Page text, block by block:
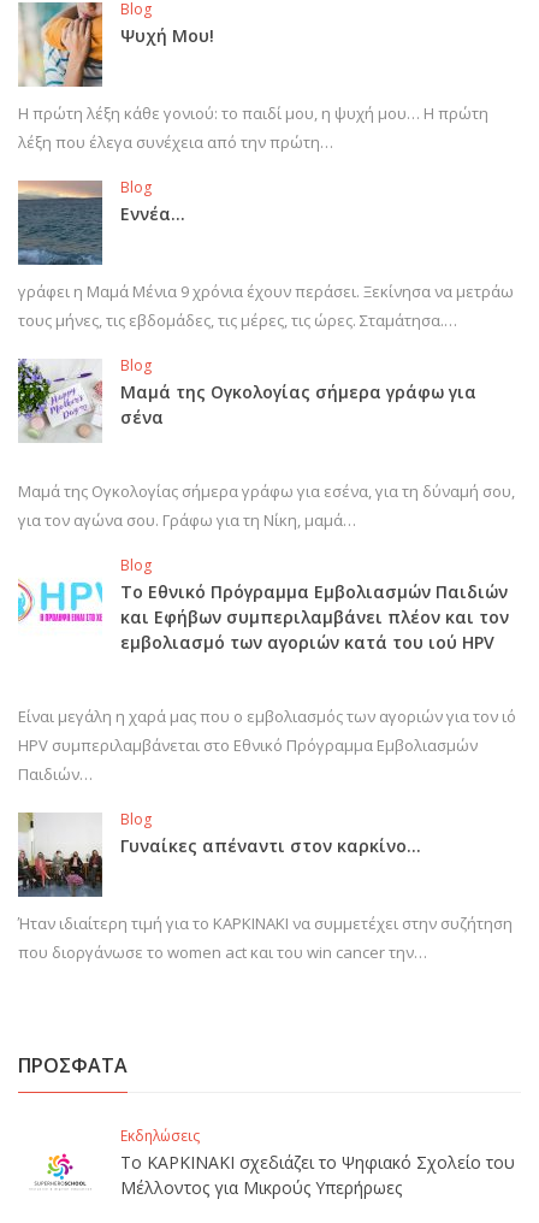
Blog
Ψυχή Μου!
Η πρώτη λέξη κάθε γονιού: το παιδί μου, η ψυχή μου… Η πρώτη
λέξη που έλεγα συνέχεια από την πρώτη…
Blog
Εννέα…
γράφει η Μαμά Μένια 9 χρόνια έχουν περάσει. Ξεκίνησα να μετράω
τους μήνες, τις εβδομάδες, τις μέρες, τις ώρες. Σταμάτησα.…
Blog
Μαμά της Ογκολογίας σήμερα γράφω για
σένα
Μαμά της Ογκολογίας σήμερα γράφω για εσένα, για τη δύναμή σου,
για τον αγώνα σου. Γράφω για τη Νίκη, μαμά…
Blog
Το Εθνικό Πρόγραμμα Εμβολιασμών Παιδιών
και Εφήβων συμπεριλαμβάνει πλέον και τον
εμβολιασμό των αγοριών κατά του ιού HPV
Είναι μεγάλη η χαρά μας που ο εμβολιασμός των αγοριών για τον ιό
HPV συμπεριλαμβάνεται στο Εθνικό Πρόγραμμα Εμβολιασμών
Παιδιών…
Blog
Γυναίκες απέναντι στον καρκίνο…
Ήταν ιδιαίτερη τιμή για το ΚΑΡΚΙΝΑΚΙ να συμμετέχει στην συζήτηση
που διοργάνωσε το women act και του win cancer την…
ΠΡΟΣΦΑΤΑ
Εκδηλώσεις
Το ΚΑΡΚΙΝΑΚΙ σχεδιάζει το Ψηφιακό Σχολείο του
Μέλλοντος για Μικρούς Υπερήρωες